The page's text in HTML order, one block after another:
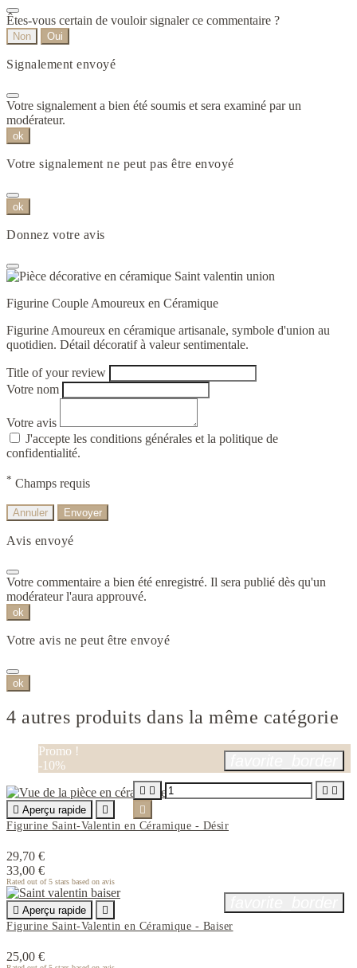
Êtes-vous certain de vouloir signaler ce commentaire ?
Non Oui
Signalement envoyé
Votre signalement a bien été soumis et sera examiné par un
modérateur.
ok
Votre signalement ne peut pas être envoyé
ok
Donnez votre avis
Figurine Couple Amoureux en Céramique
Figurine Amoureux en céramique artisanale, symbole d'union au
quotidien. Détail décoratif à valeur sentimentale.
Title of your review
Votre nom
Votre avis
J'accepte les conditions générales et la politique de
confidentialité.
* Champs requis
Annuler Envoyer
Avis envoyé
Votre commentaire a bien été enregistré. Il sera publié dès qu'un
modérateur l'aura approuvé.
ok
Votre avis ne peut être envoyé
ok
4 autres produits dans la même catégorie
Promo !
-10%
 Aperçu rapide

Figurine Saint-Valentin en Céramique - Désir
29,70 €
33,00 €
Rated out of 5 stars based on avis
   

 Aperçu rapide

Figurine Saint-Valentin en Céramique - Baiser
25,00 €